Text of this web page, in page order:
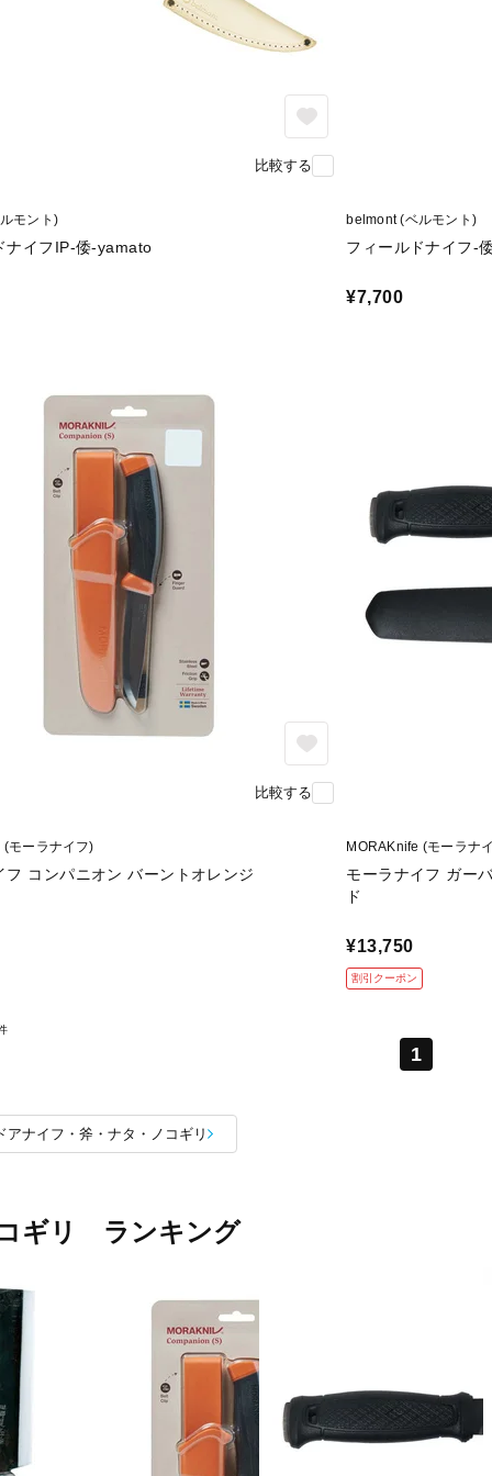
比較する
モント)
ナイフIP-倭-yamato
belmont (ベルモント)
フィールドナイフ-
¥7,700
比較する
モーラナイフ)
フ コンパニオン バーントオレンジ
MORAKnife (モーラナ
モーラナイフ ガー
ド
¥13,750
割引クーポン
1
アナイフ・斧・ナタ・ノコギリ
ギリ ランキング